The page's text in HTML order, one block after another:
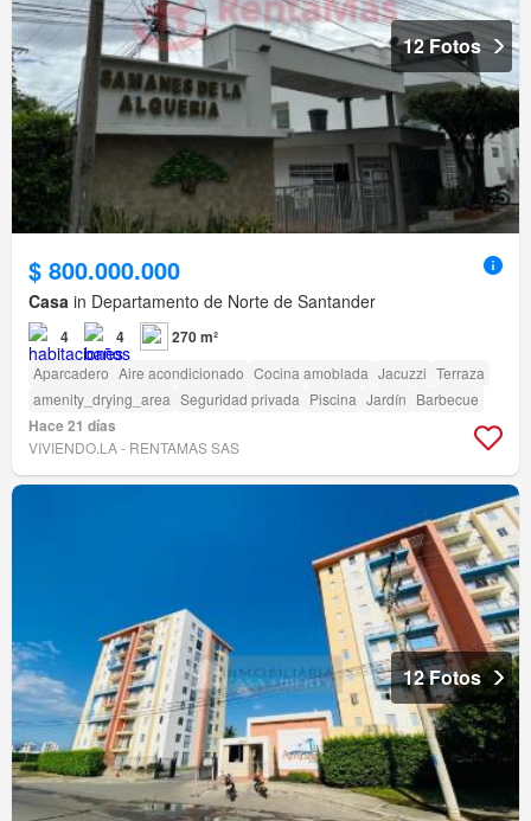
12 Fotos
$ 800.000.000
Casa in Departamento de Norte de Santander
4 4 270 m²
Aparcadero Aire acondicionado Cocina amoblada Jacuzzi Terraza
amenity_drying_area Seguridad privada Piscina Jardín Barbecue
Hace 21 días
VIVIENDO.LA - RENTAMAS SAS
12 Fotos